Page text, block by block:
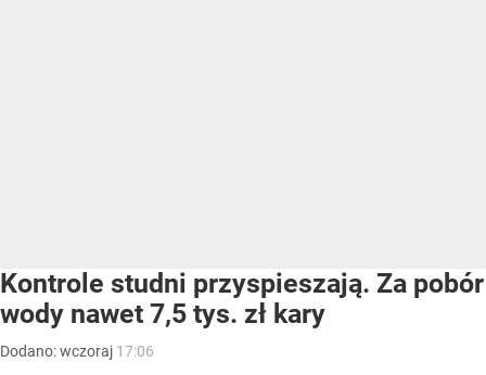
Kontrole studni przyspieszają. Za pobór
wody nawet 7,5 tys. zł kary
Dodano:wczoraj 17:06